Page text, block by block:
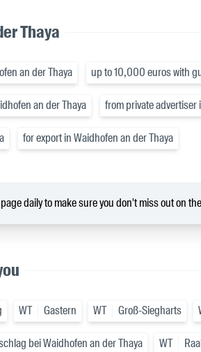
Thaya
an der Thaya up to 10,000 euros with
an der Thaya from private advertiser
for export in Waidhofen an der Thaya
daily to make sure you don't miss out on
WT Gastern WT Groß-Siegharts
bei Waidhofen an der Thaya WT